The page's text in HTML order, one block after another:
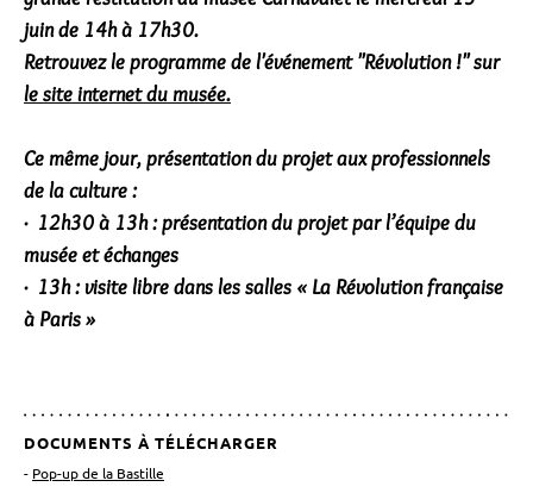
juin de 14h à 17h30.
Retrouvez le programme de l'événement "Révolution !" sur
le site internet du musée.
Ce même jour, présentation du projet aux professionnels
de la culture :
· 12h30 à 13h : présentation du projet par l’équipe du
musée et échanges
· 13h : visite libre dans les salles « La Révolution française
à Paris »
DOCUMENTS À TÉLÉCHARGER
Pop-up de la Bastille